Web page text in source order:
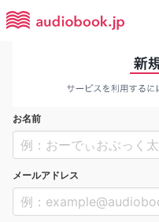
お名前
メールアドレス